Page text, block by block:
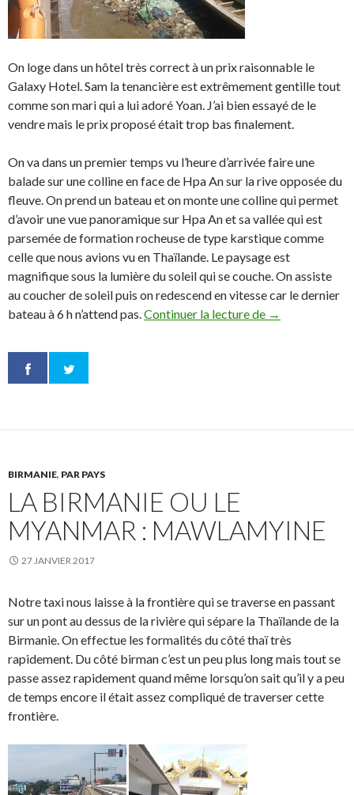
On loge dans un hôtel très correct à un prix raisonnable le
Galaxy Hotel. Sam la tenancière est extrêmement gentille tout
comme son mari qui a lui adoré Yoan. J’ai bien essayé de le
vendre mais le prix proposé était trop bas finalement.
On va dans un premier temps vu l’heure d’arrivée faire une
balade sur une colline en face de Hpa An sur la rive opposée du
fleuve. On prend un bateau et on monte une colline qui permet
d’avoir une vue panoramique sur Hpa An et sa vallée qui est
parsemée de formation rocheuse de type karstique comme
celle que nous avions vu en Thaïlande. Le paysage est
magnifique sous la lumière du soleil qui se couche. On assiste
au coucher de soleil puis on redescend en vitesse car le dernier
bateau à 6 h n’attend pas.Continuer la lecture de Le Myanmar :
→
BIRMANIE, PAR PAYS
LA BIRMANIE OU LE
MYANMAR : MAWLAMYINE
27 JANVIER 2017
Notre taxi nous laisse à la frontière qui se traverse en passant
sur un pont au dessus de la rivière qui sépare la Thaïlande de la
Birmanie. On effectue les formalités du côté thaï très
rapidement. Du côté birman c’est un peu plus long mais tout se
passe assez rapidement quand même lorsqu’on sait qu’il y a peu
de temps encore il était assez compliqué de traverser cette
frontière.